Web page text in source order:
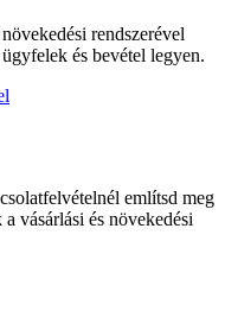
rendszerével
és bevétel legyen.
említsd meg
vásárlási és növekedési